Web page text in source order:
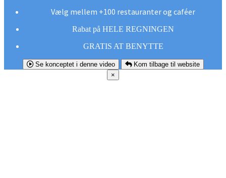
Vælg mellem +100 restauranter og caféer
Rabat på HELE REGNINGEN
GRATIS AT BENYTTE
Se konceptet i denne video
Kom tilbage til website
×